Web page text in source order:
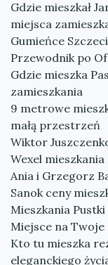
Gdzie mieszkał
miejsca
Gumieńce
Przewodnik po
Gdzie mieszka
zamieszkania
9 metrowe
małą przestrzeń
Wiktor
Wexel
Ania i Grzegorz
Sanok ceny
Mieszkania
Miejsce na Twoje
Kto tu mieszka
eleganckiego